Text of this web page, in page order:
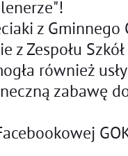
z Gminnego
z Zespołu
również
zabawę